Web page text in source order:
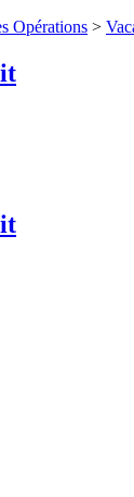
Opérations >